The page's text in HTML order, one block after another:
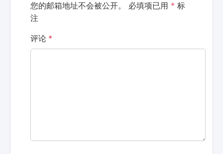
您的邮箱地址不会被公开。 必填项已用 * 标
注
评论 *